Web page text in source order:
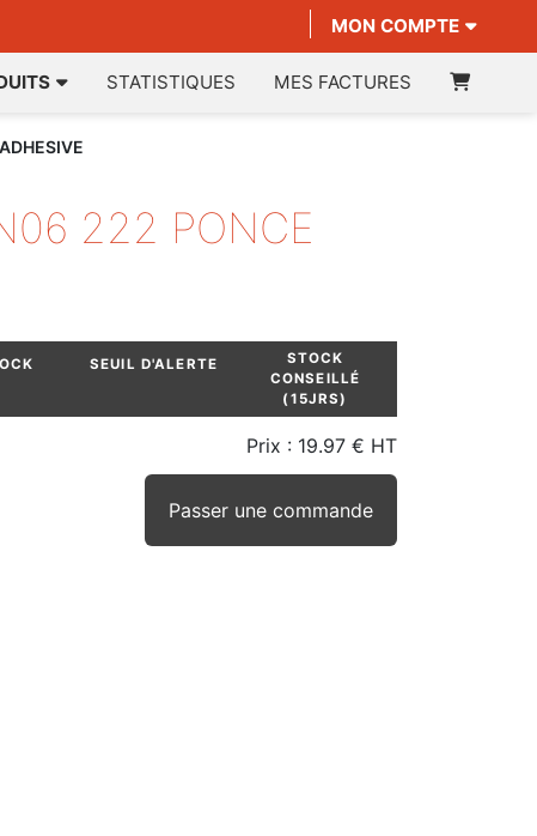
MON COMPTE
STATISTIQUES MES FACTURES
222 PONCE
SEUIL D'ALERTE
STOCK
CONSEILLÉ
(15JRS)
Prix : 19.97 € HT
Passer une commande